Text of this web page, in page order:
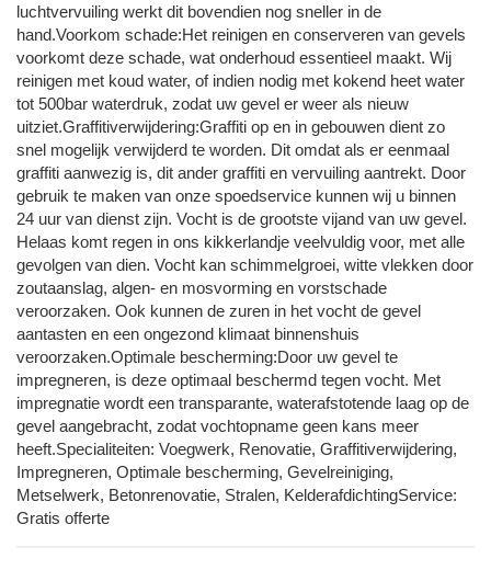
luchtvervuiling werkt dit bovendien nog sneller in de
hand.Voorkom schade:Het reinigen en conserveren van gevels
voorkomt deze schade, wat onderhoud essentieel maakt. Wij
reinigen met koud water, of indien nodig met kokend heet water
tot 500bar waterdruk, zodat uw gevel er weer als nieuw
uitziet.Graffitiverwijdering:Graffiti op en in gebouwen dient zo
snel mogelijk verwijderd te worden. Dit omdat als er eenmaal
graffiti aanwezig is, dit ander graffiti en vervuiling aantrekt. Door
gebruik te maken van onze spoedservice kunnen wij u binnen
24 uur van dienst zijn. Vocht is de grootste vijand van uw gevel.
Helaas komt regen in ons kikkerlandje veelvuldig voor, met alle
gevolgen van dien. Vocht kan schimmelgroei, witte vlekken door
zoutaanslag, algen- en mosvorming en vorstschade
veroorzaken. Ook kunnen de zuren in het vocht de gevel
aantasten en een ongezond klimaat binnenshuis
veroorzaken.Optimale bescherming:Door uw gevel te
impregneren, is deze optimaal beschermd tegen vocht. Met
impregnatie wordt een transparante, waterafstotende laag op de
gevel aangebracht, zodat vochtopname geen kans meer
heeft.Specialiteiten: Voegwerk, Renovatie, Graffitiverwijdering,
Impregneren, Optimale bescherming, Gevelreiniging,
Metselwerk, Betonrenovatie, Stralen, KelderafdichtingService:
Gratis offerte